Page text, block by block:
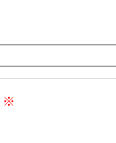
※